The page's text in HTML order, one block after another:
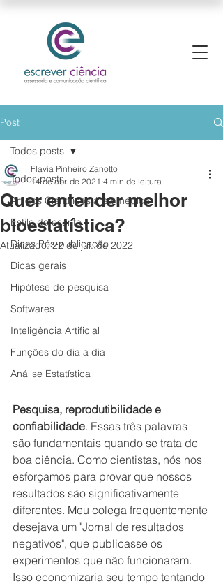
Post
Todos posts
Artigos Científicos área médica
Estilo de escrita
Dicas Pós-publicação
Dicas gerais
Hipótese de pesquisa
Softwares
Inteligência Artificial
Funções do dia a dia
Análise Estatística
Todos posts
Quer entender melhor
bioestatística?
Flavia Pinheiro Zanotto
14 de abr. de 2021 4 min de leitura
Atualizado:22 de jul. de 2022
Pesquisa, reprodutibilidade e
confiabilidade. Essas três palavras
são fundamentais quando se trata de
boa ciência. Como cientistas, nós nos
esforçamos para provar que nossos
resultados são significativamente
diferentes. Meu colega frequentemente
desejava um "Jornal de resultados
negativos", que publicasse os
experimentos que não funcionaram.
Isso economizaria seu tempo tentando